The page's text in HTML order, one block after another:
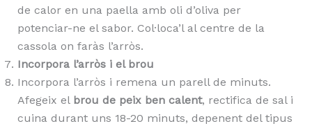
de calor en una paella amb oli d’oliva per
potenciar-ne el sabor. Col·loca’l al centre de la
cassola on faràs l’arròs.
Incorpora l’arròs i el brou
Incorpora l’arròs i remena un parell de minuts.
Afegeix el brou de peix ben calent, rectifica de sal i
cuina durant uns 18-20 minuts, depenent del tipus